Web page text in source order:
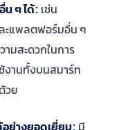
น ๆ ได้: เช่น
ะแพลตฟอร์มอื่น ๆ
มสะดวกในการ
งานทั้งบนสมาร์ท
วย
ย่างยอดเยี่ยม: มี